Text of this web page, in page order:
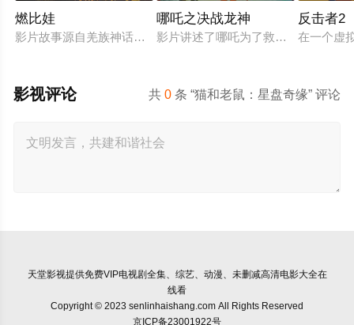
燃比娃
影片故事源自羌族神话，讲述了一只被人类抚养长大的猴子，
哪吒之决战龙神
影片讲述了哪吒为了救出活祭的小孩
反击者2
在一个虚
共0 条 “猫和老鼠：星盘奇缘” 评论
影视评论
天堂影视提供免费VIP电视剧全集、综艺、动漫、未删减高清电影大全在
线看
Copyright © 2023 senlinhaishang.com All Rights Reserved
京ICP备23001922号